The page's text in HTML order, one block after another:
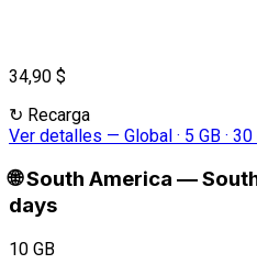
34,90 $
↻ Recarga
Ver detalles — Global · 5 GB ·
🌐South America —
days
10 GB